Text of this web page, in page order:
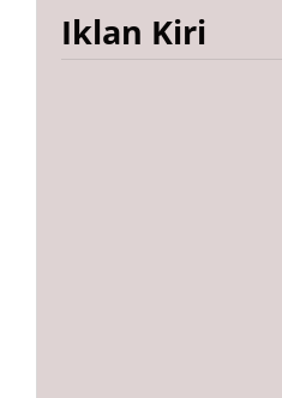
Pelaku Ditangkap
Iklan Kiri